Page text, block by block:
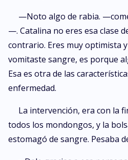
—Noto algo de rabia.
—. Catalina no eres esa clase
contrario. Eres muy optimista
vomitaste sangre, es porque
Esa es otra de las
enfermedad.
La intervención, era con la
todos los mondongos, y la
estomagó de sangre. Pesaba